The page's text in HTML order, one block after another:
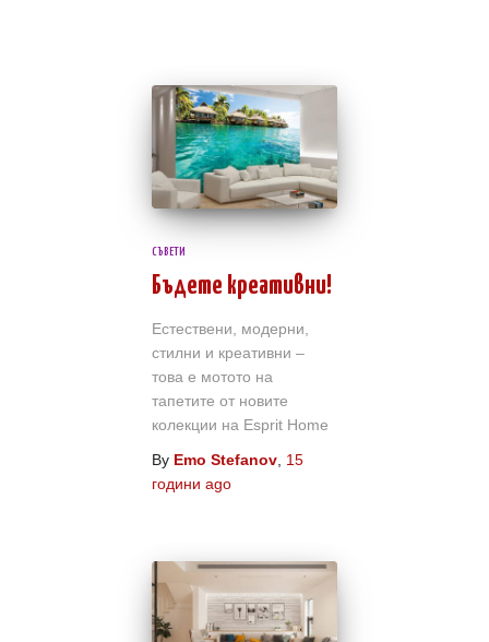
9
9
h
g
h
2
n
e
:
9
r
СЪВЕТИ
Бъдете креативни!
Естествени, модерни,
стилни и креативни –
това е мотото на
тапетите от новите
колекции на Esprit Home
By Emo Stefanov, 15
години ago